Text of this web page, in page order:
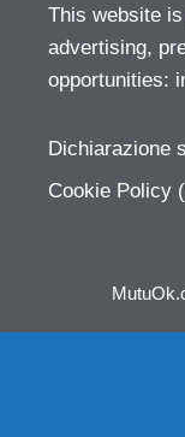
This website
advertising,
opportunities:
Dichiarazione
Cookie Policy